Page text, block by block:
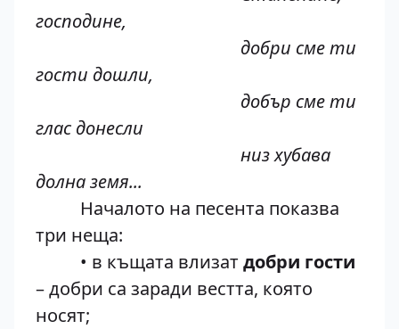
господине,
добри сме ти
гости дошли,
добър сме ти
глас донесли
низ хубава
долна земя...
Началото на песента показва
три неща:
• в къщата влизат добри гости
– добри са заради вестта, която
носят;